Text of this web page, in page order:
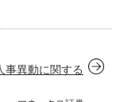
事異動に関する